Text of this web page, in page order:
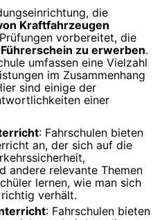
die
Kraftfahrzeugen
vorbereitet, die
Führerschein zu erwerben.
umfassen eine Vielzahl
im Zusammenhang
sind einige der
einer
: Fahrschulen bieten
an, der sich auf die
andere relevante Themen
lernen, wie man sich
verhält.
: Fahrschulen bieten